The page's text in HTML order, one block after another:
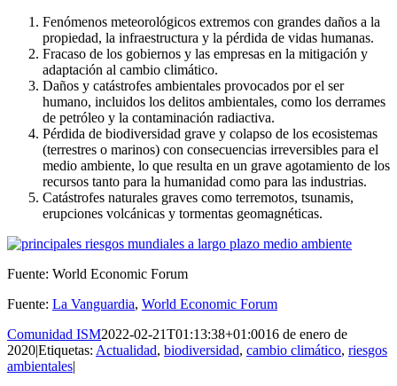
Fenómenos meteorológicos extremos con grandes daños a la
propiedad, la infraestructura y la pérdida de vidas humanas.
Fracaso de los gobiernos y las empresas en la mitigación y
adaptación al cambio climático.
Daños y catástrofes ambientales provocados por el ser
humano, incluidos los delitos ambientales, como los derrames
de petróleo y la contaminación radiactiva.
Pérdida de biodiversidad grave y colapso de los ecosistemas
(terrestres o marinos) con consecuencias irreversibles para el
medio ambiente, lo que resulta en un grave agotamiento de los
recursos tanto para la humanidad como para las industrias.
Catástrofes naturales graves como terremotos, tsunamis,
erupciones volcánicas y tormentas geomagnéticas.
Fuente: World Economic Forum
Fuente: La Vanguardia, World Economic Forum
Comunidad ISM2022-02-21T01:13:38+01:0016 de enero de
2020|Etiquetas: Actualidad, biodiversidad, cambio climático, riesgos
ambientales|